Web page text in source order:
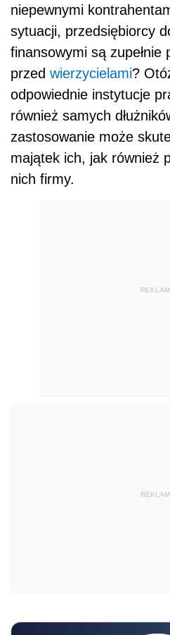
niepewnymi
sytuacji, przedsiębiorcy
finansowymi są zupełnie
przed wierzycielami?
odpowiednie instytucje
również samych
zastosowanie może
majątek ich, jak również
nich firmy.